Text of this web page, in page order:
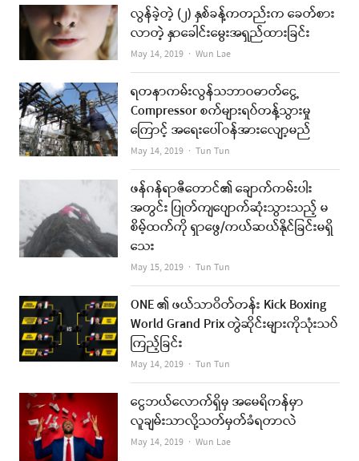
လွန်ခဲ့တဲ့ (၂) နှစ်ခန့်ကတည်းက ခေတ်စား
လာတဲ့ နှာခေါင်းမွေးအရှည်ထားခြင်း
May 14, 2019 Author
Wun Lae
ရတနာကမ်းလွန်သဘာဝဓာတ်ငွေ့
Compressor စက်များရပ်တန့်သွားမှု
ကြောင့် အရေးပေါ်ဝန်အားလျော့မည်
May 14, 2019 Author
Tun Tun
ဖန်ဂန်ရာဇီတောင်၏ ချောက်ကမ်းပါး
အတွင်း ပြုတ်ကျပျောက်ဆုံးသွားသည့် မ
စိမ့်ထက်ကို ရှာဖွေ/ကယ်ဆယ်နိုင်ခြင်းမရှိ
သေး
May 15, 2019 Author
Tun Tun
ONE ၏ ဖယ်သာဝိတ်တန်း Kick Boxing
World Grand Prix တွဲဆိုင်းများကိုသုံးသပ်
ကြည့်ခြင်း
May 14, 2019 Author
Tun Tun
ငွေဘယ်လောက်ရှိမှ အမေရိကန်မှာ
လူချမ်းသာလို့သတ်မှတ်ခံရတာလဲ
May 14, 2019 Author
Wun Lae